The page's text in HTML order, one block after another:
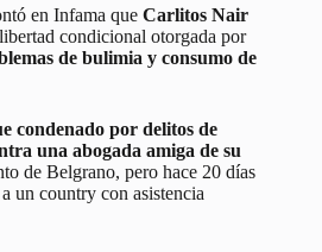
en Infama que Carlitos Nair
condicional otorgada por
de bulimia y consumo de
condenado por delitos de
una abogada amiga de su
de Belgrano, pero hace 20 días
un country con asistencia